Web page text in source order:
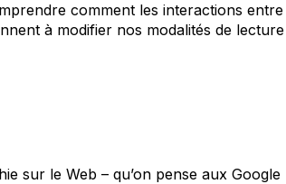
comment les interactions entre
à modifier nos modalités de lecture
sur le Web – qu’on pense aux Google